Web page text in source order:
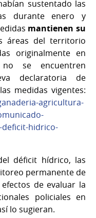
sustentado las
durante enero y
mantienen su
áreas del territorio
originalmente en
se encuentren
declaratoria de
medidas vigentes:
agricultura-
deficit-hidrico-
déficit hídrico, las
permanente de
de evaluar la
policiales en
lo sugieran.